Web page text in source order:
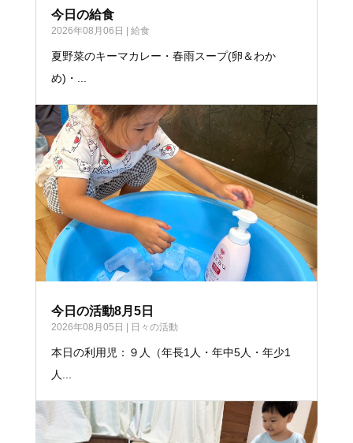
今日の給食
2026年08月06日 | 給食
夏野菜のキーマカレー・春雨スープ(卵＆わか
め)・...
今日の活動8月5日
2026年08月05日 | 日々の活動
本日の利用児：９人（年長1人・年中5人・年少1
人...